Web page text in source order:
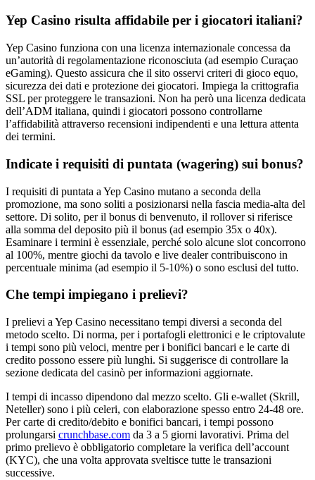
Yep Casino risulta affidabile per i giocatori italiani?
Yep Casino funziona con una licenza internazionale concessa da
un’autorità di regolamentazione riconosciuta (ad esempio Curaçao
eGaming). Questo assicura che il sito osservi criteri di gioco equo,
sicurezza dei dati e protezione dei giocatori. Impiega la crittografia
SSL per proteggere le transazioni. Non ha però una licenza dedicata
dell’ADM italiana, quindi i giocatori possono controllarne
l’affidabilità attraverso recensioni indipendenti e una lettura attenta
dei termini.
Indicate i requisiti di puntata (wagering) sui bonus?
I requisiti di puntata a Yep Casino mutano a seconda della
promozione, ma sono soliti a posizionarsi nella fascia media-alta del
settore. Di solito, per il bonus di benvenuto, il rollover si riferisce
alla somma del deposito più il bonus (ad esempio 35x o 40x).
Esaminare i termini è essenziale, perché solo alcune slot concorrono
al 100%, mentre giochi da tavolo e live dealer contribuiscono in
percentuale minima (ad esempio il 5-10%) o sono esclusi del tutto.
Che tempi impiegano i prelievi?
I prelievi a Yep Casino necessitano tempi diversi a seconda del
metodo scelto. Di norma, per i portafogli elettronici e le criptovalute
i tempi sono più veloci, mentre per i bonifici bancari e le carte di
credito possono essere più lunghi. Si suggerisce di controllare la
sezione dedicata del casinò per informazioni aggiornate.
I tempi di incasso dipendono dal mezzo scelto. Gli e-wallet (Skrill,
Neteller) sono i più celeri, con elaborazione spesso entro 24-48 ore.
Per carte di credito/debito e bonifici bancari, i tempi possono
prolungarsi crunchbase.com da 3 a 5 giorni lavorativi. Prima del
primo prelievo è obbligatorio completare la verifica dell’account
(KYC), che una volta approvata sveltisce tutte le transazioni
successive.